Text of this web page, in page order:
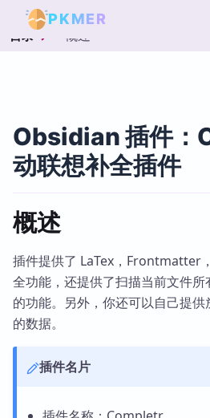
PKMER
目录 概述
Obsidian 插件：
动联想补全插件
概述
插件提供了 LaTex，Frontmatter
全功能，还提供了扫描当前文件
的功能。另外，你还可以自己提
的数据。
插件名片